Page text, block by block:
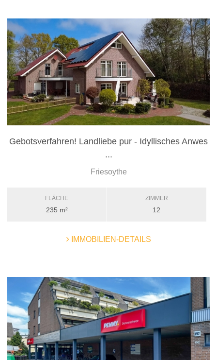
Gebotsverfahren! Landliebe pur - Idyllisches Anwes
...
Friesoythe
FLÄCHE
235 m²
ZIMMER
12
IMMOBILIEN-DETAILS